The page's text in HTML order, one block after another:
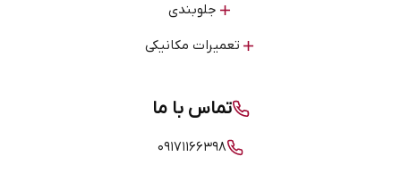
جلوبندی
تعمیرات مکانیکی
تماس با ما
۰۹۱۷۱۱۶۶۳۹۸